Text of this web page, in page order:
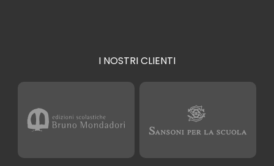
I NOSTRI CLIENTI